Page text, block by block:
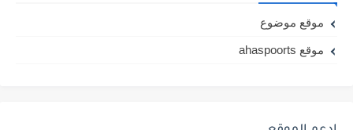
موقع موضوع
موقع ahaspoorts